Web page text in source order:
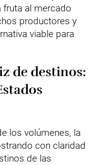
fruta al mercado
productores y
viable para
de destinos:
los volúmenes, la
con claridad
de las